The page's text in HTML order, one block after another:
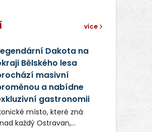
více
Dakota na
Bělského lesa
masivní
a nabídne
gastronomii
místo, které zná
každý Ostravan,